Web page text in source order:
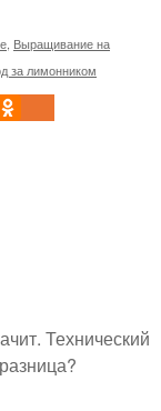
Выращивание на
за лимонником
Технический